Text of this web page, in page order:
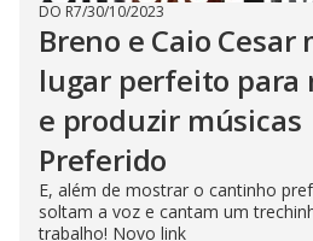
DO R7/30/10/2023
Breno e Caio
lugar perfeito para
e produzir
Preferido
E, além de mostrar o cantinho
soltam a voz e cantam um
trabalho! Novo link